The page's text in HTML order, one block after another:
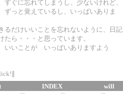
すぐに忘れてしまうし、少ないけれど、
ずっと覚えているし、いっぱいありま
るだけいいことを忘れないように、日記
たら・・・と思っています。
いことが いっぱいありますよう
INDEX will